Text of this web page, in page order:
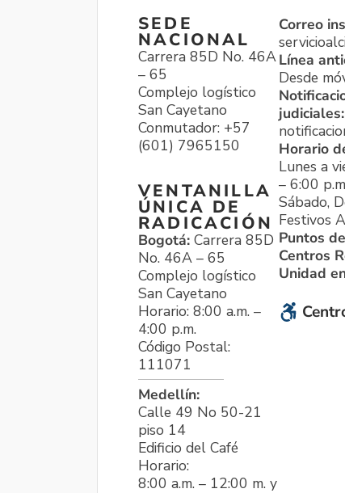
SEDE
NACIONAL
Carrera 85D No. 46A
– 65
Complejo logístico
San Cayetano
Conmutador: +57
(601) 7965150
VENTANILLA
ÚNICA DE
RADICACIÓN
Bogotá: Carrera 85D
No. 46A – 65
Complejo logístico
San Cayetano
Horario: 8:00 a.m. –
4:00 p.m.
Código Postal:
111071
Medellín:
Calle 49 No 50-21
piso 14
Edificio del Café
Horario:
8:00 a.m. – 12:00 m. y
Correo
Línea
Desde
judiciales:
Horario
Lunes a
– 6:00
Sábado,
Festivos
Puntos
Centros
Unidad